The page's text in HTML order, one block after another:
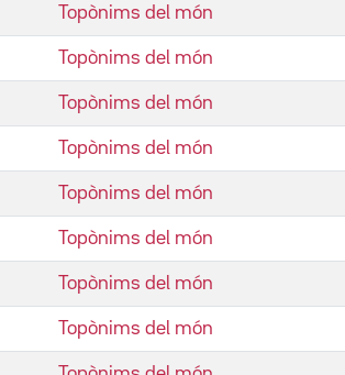
Topònims del món
Topònims del món
Topònims del món
Topònims del món
Topònims del món
Topònims del món
Topònims del món
Topònims del món